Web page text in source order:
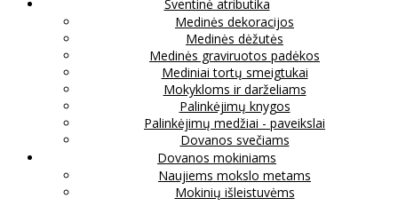
Šventinė atributika
Medinės dekoracijos
Medinės dėžutės
Medinės graviruotos padėkos
Mediniai tortų smeigtukai
Mokykloms ir darželiams
Palinkėjimų knygos
Palinkėjimų medžiai - paveikslai
Dovanos svečiams
Dovanos mokiniams
Naujiems mokslo metams
Mokinių išleistuvėms